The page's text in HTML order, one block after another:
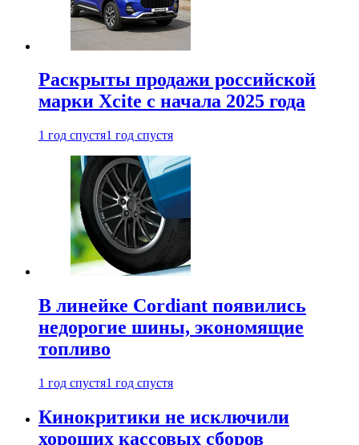
Раскрыты продажи российской
марки Xcite с начала 2025 года
1 год спустя1 год спустя
В линейке Cordiant появились
недорогие шины, экономящие
топливо
1 год спустя1 год спустя
Кинокритики не исключили
хороших кассовых сборов